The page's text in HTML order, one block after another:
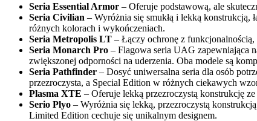
Seria Essential Armor – Oferuje podstawową, ale
Seria Civilian – Wyróżnia się smukłą i lekką konstrukcją,
różnych kolorach i wykończeniach.
Seria Metropolis LT – Łączy ochronę z
Seria Monarch Pro – Flagowa seria UAG zapewniająca
zwiększonej odporności na uderzenia. Oba modele są
Seria Pathfinder – Dosyć uniwersalna seria dla osób
przezroczysta, a Special Edition w różnych ciekawych
Plasma XTE – Oferuje lekką przezroczystą konstrukcję
Serio Plyo – Wyróżnia się lekką, przezroczystą
Limited Edition cechuje się unikalnym designem.